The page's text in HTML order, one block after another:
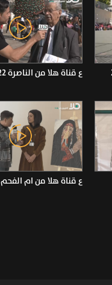
ع قناة هلا من الناصرة 17.12.2022
ع قناة هلا من ام الفحم 6.12.2022